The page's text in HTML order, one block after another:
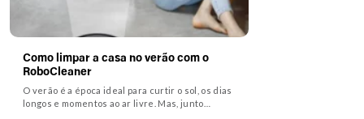
Como limpar a casa no verão com o
RoboCleaner
O verão é a época ideal para curtir o sol, os dias
longos e momentos ao ar livre. Mas, junto…